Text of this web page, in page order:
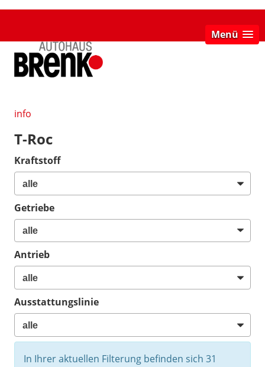
Menü
info
T-Roc
Kraftstoff
Getriebe
Antrieb
Ausstattungslinie
In Ihrer aktuellen Filterung befinden sich 31